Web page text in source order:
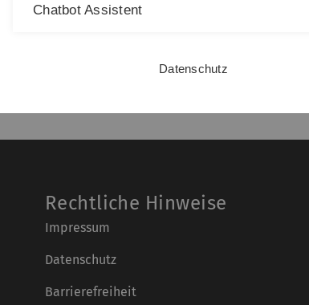
Rechtliche Hinweise
Impressum
Datenschutz
Barrierefreiheit
Chatbot Assistent
Datenschutz